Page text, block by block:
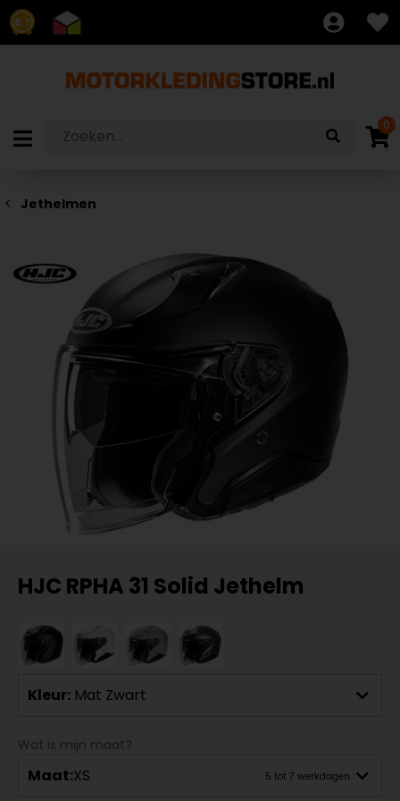
8.7
0
Jethelmen
HJC RPHA 31 Solid Jethelm
Kleur: Mat Zwart
Wat is mijn maat?
Maat:XS 5 tot 7 werkdagen